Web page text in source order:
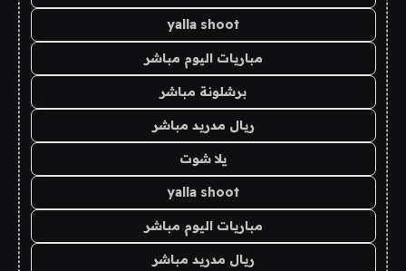
yalla shoot
مباريات اليوم مباشر
برشلونة مباشر
ريال مدريد مباشر
يلا شوت
yalla shoot
مباريات اليوم مباشر
ريال مدريد مباشر